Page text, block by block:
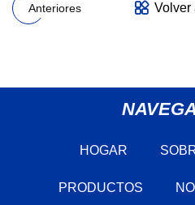
Anteriores Volver
HOGAR
PRODUCTOS